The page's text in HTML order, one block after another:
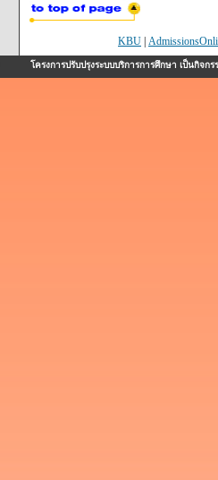
KBU
โครงการปรับปรุงระบบบริการการศึกษา เป็นกิ